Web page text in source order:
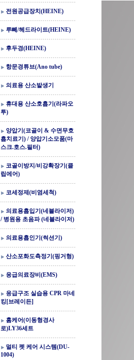
전원공급장치(HEINE)
루뻬/헤드라이트(HEINE)
후두경(HEINE)
항문경튜브(Ano tube)
의료용 산소발생기
휴대용 산소호흡기(라파오
투)
양압기(코골이 & 수면무호
흡치료기) / 양압기소모품(마
스크.호스.필터)
코골이방지/비강확장기(클
립에어)
코세정제(비염세척)
의료용흡입기(네블라이저)
/ 병원용 초음파 (네블라이저)
의료용흡인기(썩션기)
산소포화도측정기(핑거형)
응급의료장비(EMS)
응급구조 실습용 CPR 마네
킹[브레이든]
홈케어(이동형경사
로)LY36세트
멀티 펫 케어 시스템(DU-
1004)